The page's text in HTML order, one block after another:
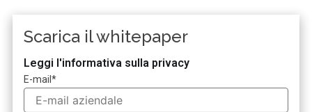
Scarica il whitepaper
Leggi l'informativa sulla privacy
E-mail*